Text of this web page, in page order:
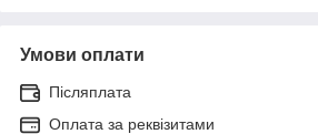
Умови оплати
Післяплата
Оплата за реквізитами